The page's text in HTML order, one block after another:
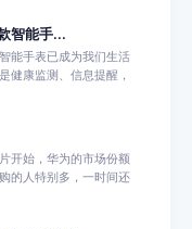
智能手...
能手表已成为我们生活
健康监测、信息提醒，
开始，华为的市场份额
的人特别多，一时间还